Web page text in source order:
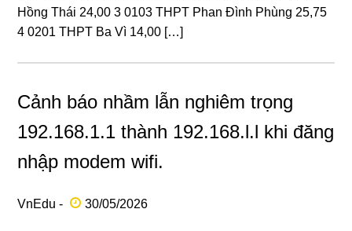
Hồng Thái 24,00 3 0103 THPT Phan Đình Phùng 25,75
4 0201 THPT Ba Vì 14,00 […]
Cảnh báo nhầm lẫn nghiêm trọng
192.168.1.1 thành 192.168.l.l khi đăng
nhập modem wifi.
VnEdu - 30/05/2026